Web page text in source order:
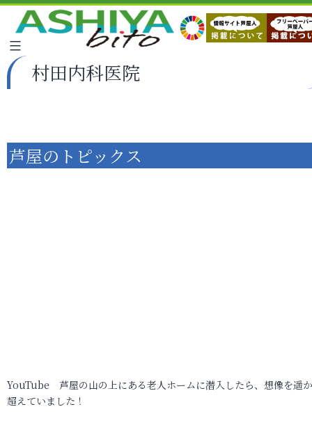
村田内科医院
芦屋のトピックス
YouTube 芦屋の山の上にある老人ホームに潜入したら、想像を遥
超えていました！